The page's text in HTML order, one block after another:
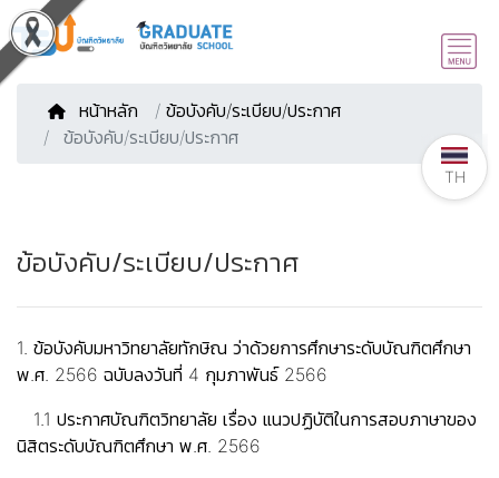
หน้าหลัก / ข้อบังคับ/ระเบียบ/ประกาศ
ข้อบังคับ/ระเบียบ/ประกาศ
ข้อบังคับ/ระเบียบ/ประกาศ
1. ข้อบังคับมหาวิทยาลัยทักษิณ ว่าด้วยการศึกษาระดับบัณฑิตศึกษา
พ.ศ. 2566 ฉบับลงวันที่ 4 กุมภาพันธ์ 2566
1.1 ประกาศบัณฑิตวิทยาลัย เรื่อง แนวปฏิบัติในการสอบภาษาของ
นิสิตระดับบัณฑิตศึกษา พ.ศ. 2566
TH